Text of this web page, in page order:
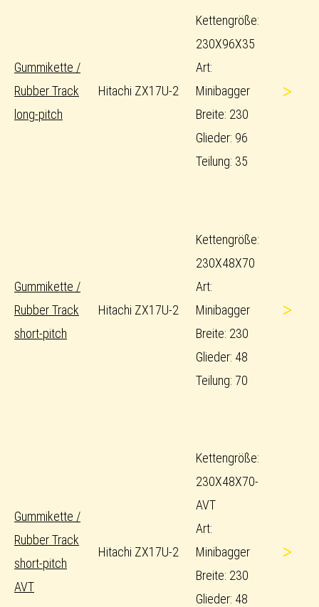
Gummikette /
Rubber Track
long-pitch
Hitachi ZX17U-2
Kettengröße:
230X96X35
Art:
Minibagger
Breite: 230
Glieder: 96
Teilung: 35
>
Gummikette /
Rubber Track
short-pitch
Hitachi ZX17U-2
Kettengröße:
230X48X70
Art:
Minibagger
Breite: 230
Glieder: 48
Teilung: 70
>
Gummikette /
Rubber Track
short-pitch
AVT
Hitachi ZX17U-2
Kettengröße:
230X48X70-
AVT
Art:
Minibagger
Breite: 230
Glieder: 48
>